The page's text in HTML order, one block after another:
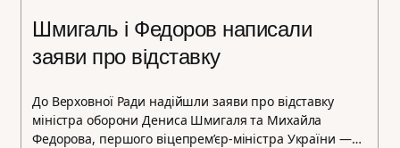
Шмигаль і Федоров написали
заяви про відставку
До Верховної Ради надійшли заяви про відставку
міністра оборони Дениса Шмигаля та Михайла
Федорова, першого віцепрем’єр-міністра України —…